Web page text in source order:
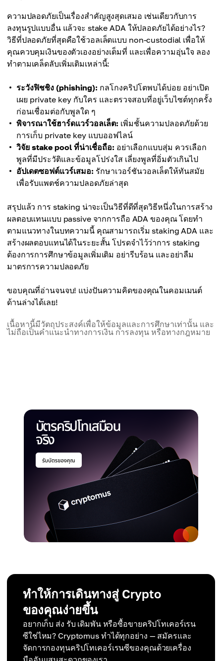
ความปลอดภัยเป็นเรื่องสำคัญสูงสุดเสมอ เช่นเดียวกับการ
ลงทุนรูปแบบอื่น แล้วจะ stake ADA ให้ปลอดภัยได้อย่างไร?
วิธีที่ปลอดภัยที่สุดคือใช้วอลเล็ตแบบ non-custodial เพื่อให้
คุณควบคุมเงินของตัวเองอย่างเต็มที่ และเพื่อความอุ่นใจ ลอง
ทำตามเคล็ดลับเพิ่มเติมเหล่านี้:
ระวังฟิชชิง (phishing): กลโกงคริปโตพบได้บ่อย อย่าเปิด
เผย private key กับใคร และตรวจสอบที่อยู่เว็บไซต์ทุกครั้ง
ก่อนเชื่อมต่อกับพูลใด ๆ
พิจารณาใช้ฮาร์ดแวร์วอลเล็ต: เพิ่มชั้นความปลอดภัยด้วย
การเก็บ private key แบบออฟไลน์
วิจัย stake pool ที่น่าเชื่อถือ: อย่าเลือกแบบสุ่ม ควรเลือก
พูลที่มีประวัติและข้อมูลโปร่งใส เลี่ยงพูลที่อิ่มตัวเกินไป
อัปเดตซอฟต์แวร์เสมอ: รักษาเวอร์ชันวอลเล็ตให้ทันสมัย
เพื่อรับแพตช์ความปลอดภัยล่าสุด
สรุปแล้ว การ staking น่าจะเป็นวิธีที่ดีที่สุดวิธีหนึ่งในการสร้าง
ผลตอบแทนแบบ passive จากการถือ ADA ของคุณ โดยทำ
ตามแนวทางในบทความนี้ คุณสามารถเริ่ม staking ADA และ
สร้างผลตอบแทนได้ในระยะสั้น โปรดจำไว้ว่าการ staking
ต้องการการศึกษาข้อมูลเพิ่มเติม อย่ารีบร้อน และอย่าลืม
มาตรการความปลอดภัย
ขอบคุณที่อ่านจนจบ! แบ่งปันความคิดของคุณในคอมเมนต์
ด้านล่างได้เลย!
เนื้อหานี้มีวัตถุประสงค์เพื่อให้ข้อมูลและการศึกษาเท่านั้น และ
ไม่ถือเป็นคำแนะนำทางการเงิน การลงทุน หรือทางกฎหมาย
ทำให้การเดินทางสู่ Crypto
ของคุณง่ายขึ้น
อยากเก็บ ส่ง รับ เดิมพัน หรือซื้อขายคริปโทเคอร์เรน
ซีใช่ไหม? Cryptomus ทำได้ทุกอย่าง — สมัครและ
จัดการกองทุนคริปโทเคอร์เรนซีของคุณด้วยเครื่อง